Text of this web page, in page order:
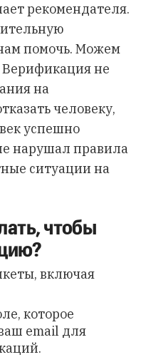
рекомендателя.
помочь. Можем
Верификация не
на
человеку,
успешно
нарушал правила
ситуации на
чтобы
включая
которое
email для